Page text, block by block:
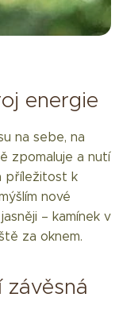
energie
na sebe, na
zpomaluje a nutí
příležitost k
nové
– kamínek v
za oknem.
závěsná